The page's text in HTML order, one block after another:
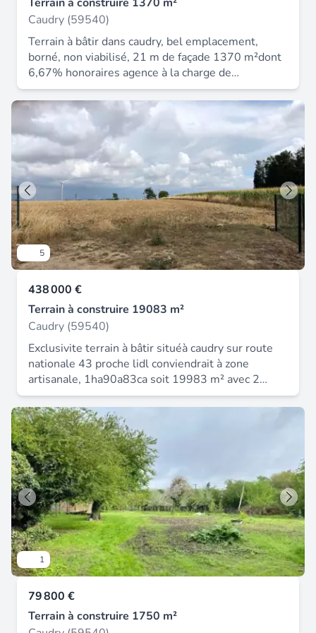
d'agence sont à la charge de l'acquéreur, soit
14,29% ttc du prix hors honoraires. Les
informations sur les risques auxquels ce bien est
exposé sont disponibles sur le site géorisques :
www. Georisques. Gouv. Fr. Contactez antoine
telle entrepreneur individuel, agent commercial
optimhome (rsac n°837 979 079 greffe de
valenciennes) 06 82 79 29 59 (réf. 612430 ).
Caudry (59540)
Terrain à bâtir dans caudry, bel emplacement,
borné, non viabilisé, 21 m de façade 1370 m²dont
6,67% honoraires agence à la charge de
l'acquéreur.
5
438 000 €
Terrain à construire 19083 m²
Caudry (59540)
Exclusivite terrain à bâtir situéà caudry sur route
nationale 43 proche lidl conviendrait à zone
artisanale, 1ha90a83ca soit 19983 m² avec 2
accès 80m de façade sur la nationale, borné. Dont
honoraires agence à la charge du vendeur.
1
79 800 €
Terrain à construire 1750 m²